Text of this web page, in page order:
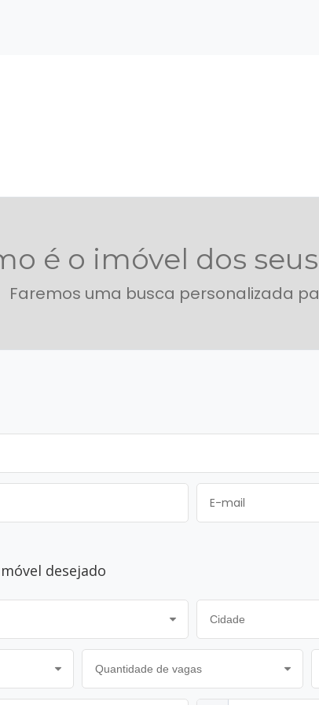
é o imóvel dos
Faremos uma busca personalizada
desejado